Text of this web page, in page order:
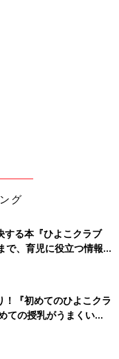
念撮影
グ
する本『ひよこクラブ
、育児に役立つ情報が
『初めてのひよこクラ
ての授乳がうまくい
夏のトラブル 解決テ